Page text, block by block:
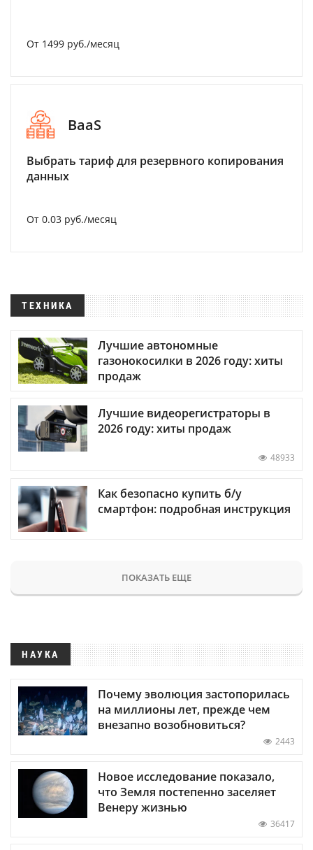
От 1499 руб./месяц
BaaS
Выбрать тариф для резервного копирования
данных
От 0.03 руб./месяц
ТЕХНИКА
Лучшие автономные
газонокосилки в 2026 году: хиты
продаж
Лучшие видеорегистраторы в
2026 году: хиты продаж
48933
Как безопасно купить б/у
смартфон: подробная инструкция
ПОКАЗАТЬ ЕЩЕ
НАУКА
Почему эволюция застопорилась
на миллионы лет, прежде чем
внезапно возобновиться?
2443
Новое исследование показало,
что Земля постепенно заселяет
Венеру жизнью
36417